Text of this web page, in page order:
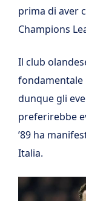
prima di aver
Champions
Il club
fondamentale
dunque gli
preferirebbe
’89 ha
Italia.